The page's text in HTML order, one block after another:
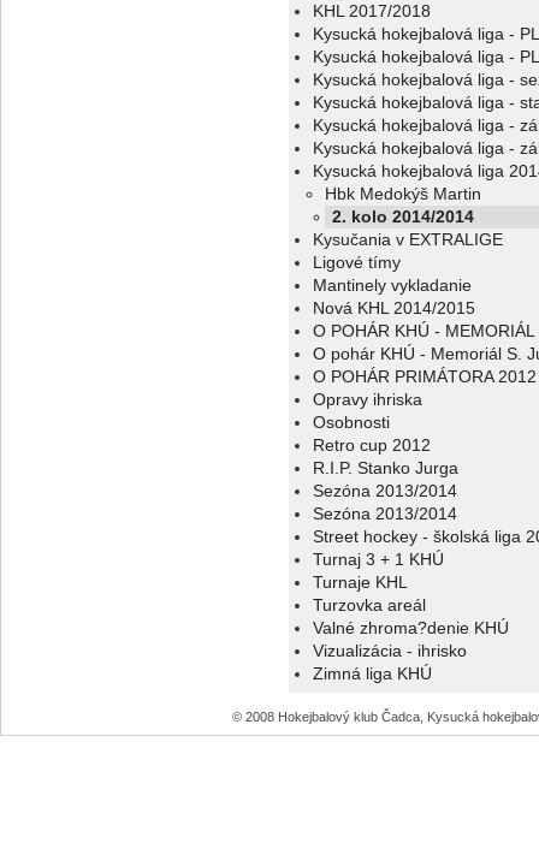
KHL 2017/2018
Kysucká hokejbalová liga -
Kysucká hokejbalová liga -
Kysucká hokejbalová liga -
Kysucká hokejbalová liga -
Kysucká hokejbalová liga -
Kysucká hokejbalová liga -
Kysucká hokejbalová liga
Hbk Medokýš Martin
2. kolo 2014/2014
Kysučania v EXTRALIGE
Ligové tímy
Mantinely vykladanie
Nová KHL 2014/2015
O POHÁR KHÚ - MEMORIÁL
O pohár KHÚ - Memoriál S.
O POHÁR PRIMÁTORA 2012
Opravy ihriska
Osobnosti
Retro cup 2012
R.I.P. Stanko Jurga
Sezóna 2013/2014
Sezóna 2013/2014
Street hockey - školská liga
Turnaj 3 + 1 KHÚ
Turnaje KHL
Turzovka areál
Valné zhroma?denie KHÚ
Vizualizácia - ihrisko
Zimná liga KHÚ
© 2008 Hokejbalový klub Čadca, Kysucká